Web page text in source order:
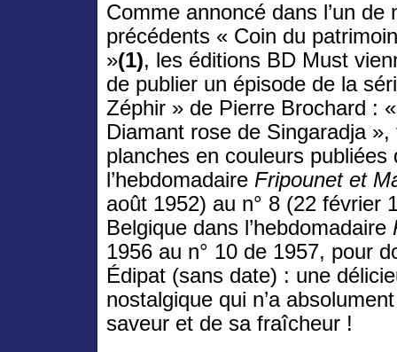
Comme annoncé dans l’un de
précédents « Coin du
»(1), les éditions BD Must
de publier un épisode de la
Zéphir » de Pierre Brochard :
Diamant rose de Singaradja »,
planches en couleurs publiées
l’hebdomadaire Fripounet et
août 1952) au n° 8 (22 février
Belgique dans l’hebdomadaire
1956 au n° 10 de 1957, pour
Édipat (sans date) : une
nostalgique qui n’a
saveur et de sa fraîcheur !